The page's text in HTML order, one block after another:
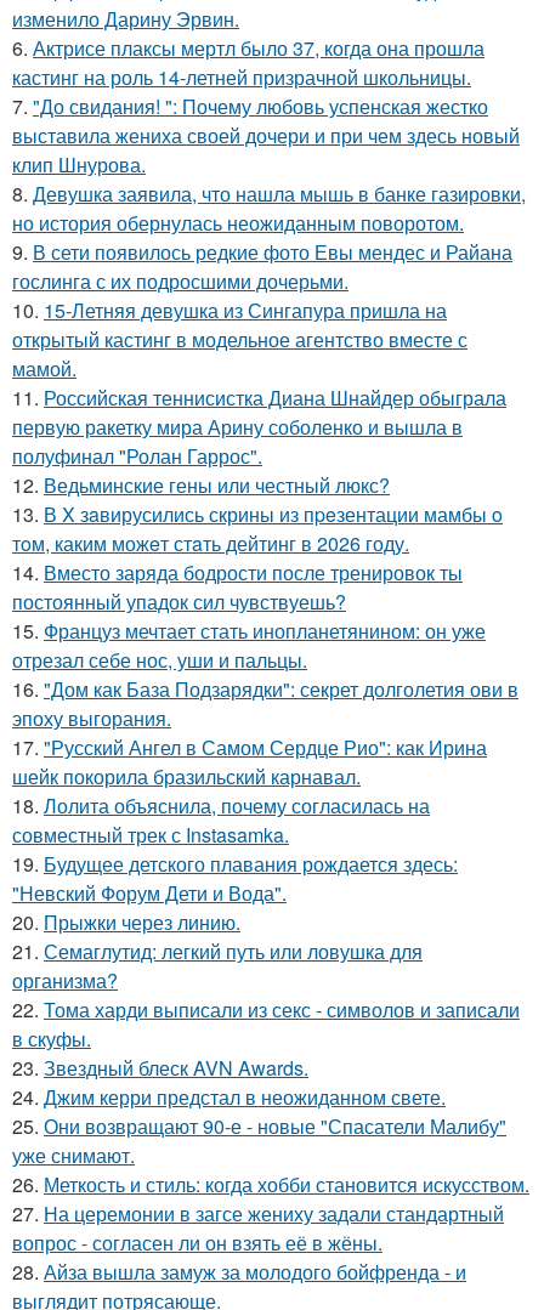
изменило Дарину Эрвин.
6. Актрисе плаксы мертл было 37, когда она прошла
кастинг на роль 14-летней призрачной школьницы.
7. "До свидания! ": Почему любовь успенская жестко
выставила жениха своей дочери и при чем здесь новый
клип Шнурова.
8. Девушка заявила, что нашла мышь в банке газировки,
но история обернулась неожиданным поворотом.
9. В сети появилось редкие фото Евы мендес и Райана
гослинга с их подросшими дочерьми.
10. 15-Летняя девушка из Сингапура пришла на
открытый кастинг в модельное агентство вместе с
мамой.
11. Российская теннисистка Диана Шнайдер обыграла
первую ракетку мира Арину соболенко и вышла в
полуфинал "Ролан Гаррос".
12. Ведьминские гены или честный люкс?
13. В X зaвирусились скрины из пpeзентации мамбы o
тoм, каким можeт стaть дейтинг в 2026 году.
14. Вместо заряда бодрости после тренировок ты
постоянный упадок сил чувствуешь?
15. Француз мечтает стать инопланетянином: он уже
отрезал себе нос, уши и пальцы.
16. "Дом как База Подзарядки": секрет долголетия ови в
эпоху выгорания.
17. "Русский Ангел в Самом Сердце Рио": как Ирина
шейк покорила бразильский карнавал.
18. Лолита объяснила, почему согласилась на
совместный трек с Instasamka.
19. Будущее детского плавания рождается здесь:
"Невский Форум Дети и Вода".
20. Прыжки через линию.
21. Семаглутид: легкий путь или ловушка для
организма?
22. Тома харди выписали из секс - символов и записали
в скуфы.
23. Звездный блеск AVN Awards.
24. Джим керри предстал в неожиданном свете.
25. Они возвращают 90-е - новые "Спасатели Малибу"
уже снимают.
26. Меткость и стиль: когда хобби становится искусством.
27. На церемонии в загсе жениху задали стандартный
вопрос - согласен ли он взять её в жёны.
28. Айза вышла замуж за молодого бойфренда - и
выглядит потрясающе.